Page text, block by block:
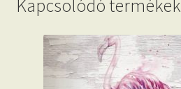
Kapcsolódó termékek